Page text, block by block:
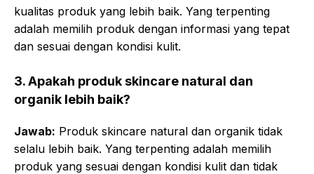
kualitas produk yang lebih baik. Yang terpenting
adalah memilih produk dengan informasi yang tepat
dan sesuai dengan kondisi kulit.
3. Apakah produk skincare natural dan
organik lebih baik?
Jawab: Produk skincare natural dan organik tidak
selalu lebih baik. Yang terpenting adalah memilih
produk yang sesuai dengan kondisi kulit dan tidak